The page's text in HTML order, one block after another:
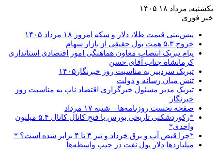
یکشنبه, مرداد ۱۸ ۱۴۰۵
خبر فوری
پیش‌بینی قیمت طلا، دلار و سکه امروز ۱۸ مرداد ۱۴۰۵
خروج ۵.۳ همت پول حقیقی از بازار سهام
پیام تبریک انتصاب معاون هماهنگی امور اقتصادی استانداری
کرمانشاه جناب آقای حسن
تبریک سردبیر به مناسبت روز خبرنگار۱۴۰۵
تنش میان رسانه و دولت
تبریک مدیر مسئول خبرگزاری اقتصاد ناب به مناسبت روز
خبرنگار
صفحه نخست روزنامه‌ها – شنبه ۱۷ مرداد
*رکوردشکنی تاریخی بورس با فتح کانال کانال ۵.۴ میلیون
واحدی*
*چرا قبض آب و برق خرداد و تیر ۳ تا ۴ برابر شده است؟ *
میلیاردها دلار پول نفت در جیب واسطه‌ها